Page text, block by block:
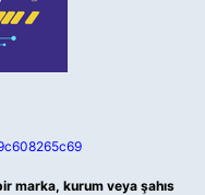
marka, kurum veya şahıs